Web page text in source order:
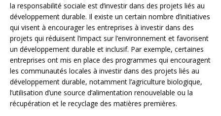
la responsabilité sociale est d’investir dans des projets liés au
développement durable. Il existe un certain nombre d’initiatives
qui visent à encourager les entreprises à investir dans des
projets qui réduisent l’impact sur l’environnement et favorisent
un développement durable et inclusif. Par exemple, certaines
entreprises ont mis en place des programmes qui encouragent
les communautés locales à investir dans des projets liés au
développement durable, notamment l’agriculture biologique,
l’utilisation d’une source d’alimentation renouvelable ou la
récupération et le recyclage des matières premières.